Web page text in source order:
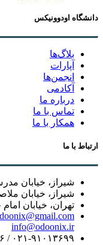
دانشگاه اودوونیکس
بلاگ‌ها
آپارات
انجمن‌ها
آکادمی
درباره ما
تماس با ما
همکار با ما
ارتباط با ما
شیراز، خیابان
شیراز، خیابان
تهران، خیابان
info@odoonix.ir
۰۲۱-۹۱۰۱۳۶۹۹ / ۰۹۹۶۱۲۳۹۷۴۶ / ۰۹۱۰۱۹۸۱۷۱۳-۱۴